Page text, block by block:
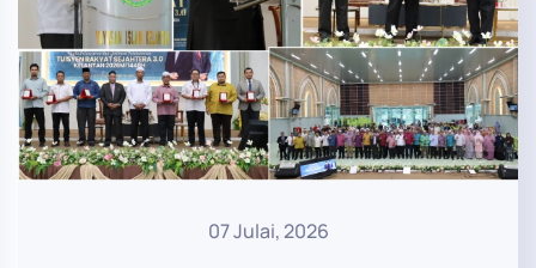
07 Julai, 2026